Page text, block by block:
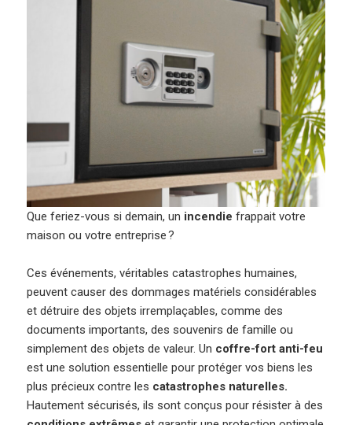
Que feriez-vous si demain, un incendiefrappait votre
maison ou votre entreprise ?
Ces événements, véritables catastrophes humaines,
peuvent causer des dommages matériels considérables
et détruire des objets irremplaçables, comme des
documents importants, des souvenirs de famille ou
simplement des objets de valeur. Un coffre-fort anti-feu
est une solution essentielle pour protéger vos biens les
plus précieux contre les catastrophes naturelles.
Hautement sécurisés, ils sont conçus pour résister à des